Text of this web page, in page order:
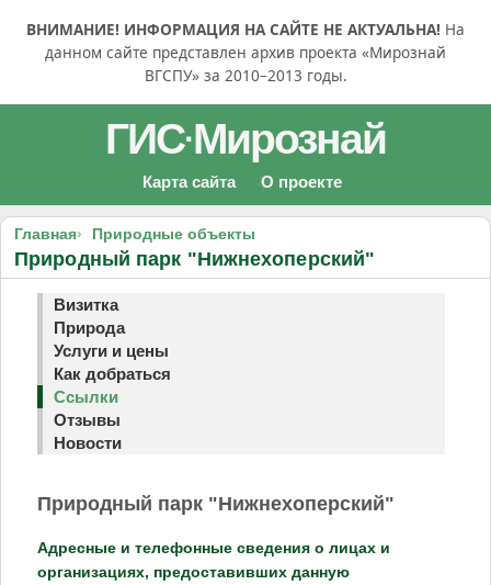
ВНИМАНИЕ! ИНФОРМАЦИЯ НА САЙТЕ НЕ АКТУАЛЬНА! На
данном сайте представлен архив проекта «Мирознай
ВГСПУ» за 2010–2013 годы.
ГИС·Мирознай
Карта сайта О проекте
Главная Природные объекты
Природный парк "Нижнехоперский"
Визитка
Природа
Услуги и цены
Как добраться
Ссылки
Отзывы
Новости
Природный парк "Нижнехоперский"
Адресные и телефонные сведения о лицах и
организациях, предоставивших данную